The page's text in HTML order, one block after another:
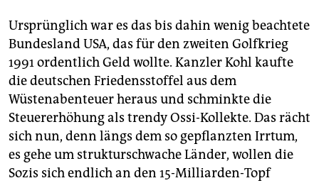
Ursprünglich war es das bis dahin wenig beachtete
Bundesland USA, das für den zweiten Golfkrieg
1991 ordentlich Geld wollte. Kanzler Kohl kaufte
die deutschen Friedensstoffel aus dem
Wüstenabenteuer heraus und schminkte die
Steuererhöhung als trendy Ossi-Kollekte. Das rächt
sich nun, denn längs dem so gepflanzten Irrtum,
es gehe um strukturschwache Länder, wollen die
Sozis sich endlich an den 15-Milliarden-Topf